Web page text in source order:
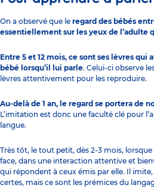
On a observé que le regard des bébés
essentiellement sur les yeux de l’adulte
Entre 5 et 12 mois, ce sont ses lèvres qui
bébé lorsqu’il lui parle. Celui-ci observe
lèvres attentivement pour les reproduire.
Au-delà de 1 an, le regard se portera de
L’imitation est donc une faculté clé pour
langue.
Très tôt, le tout petit, dès 2-3 mois,
face, dans une interaction attentive et
qui répondent à ceux émis par elle. Il
certes, mais ce sont les prémices du